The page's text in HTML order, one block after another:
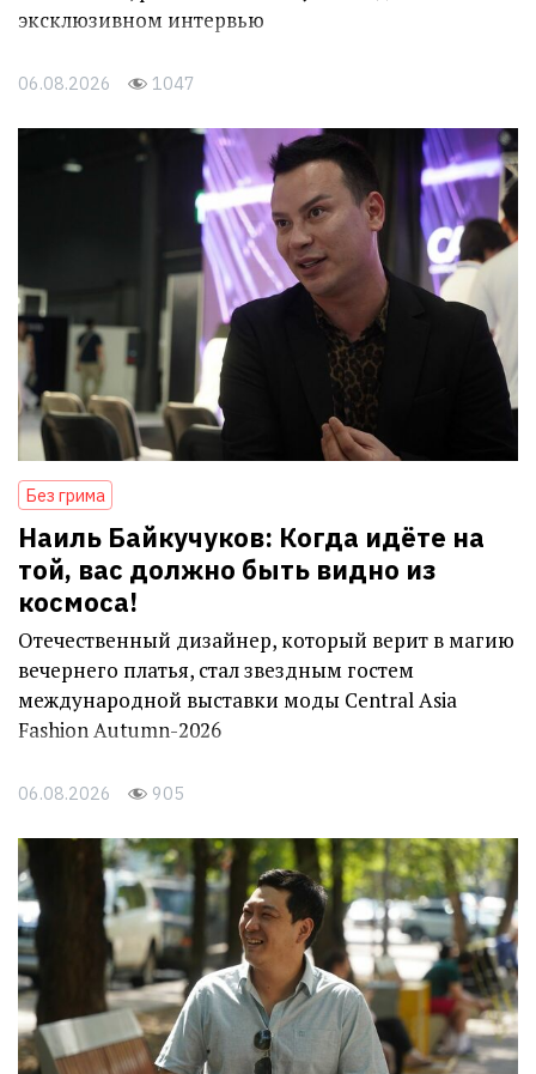
эксклюзивном интервью
06.08.2026 1047
Без грима
Наиль Байкучуков: Когда идёте на
той, вас должно быть видно из
космоса!
Отечественный дизайнер, который верит в магию
вечернего платья, стал звездным гостем
международной выставки моды Central Asia
Fashion Autumn-2026
06.08.2026 905